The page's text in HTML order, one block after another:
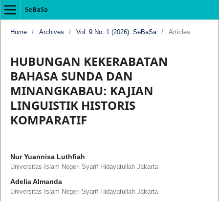
SeBaSa
Home / Archives / Vol. 9 No. 1 (2026): SeBaSa / Articles
HUBUNGAN KEKERABATAN
BAHASA SUNDA DAN
MINANGKABAU: KAJIAN
LINGUISTIK HISTORIS
KOMPARATIF
Nur Yuannisa Luthfiah
Universitas Islam Negeri Syarif Hidayatullah Jakarta
Adelia Almanda
Universitas Islam Negeri Syarif Hidayatullah Jakarta